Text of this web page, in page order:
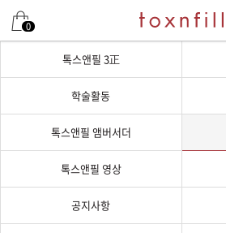
0
톡스앤필 3正
학술활동
톡스앤필 앰버서더
톡스앤필 영상
공지사항